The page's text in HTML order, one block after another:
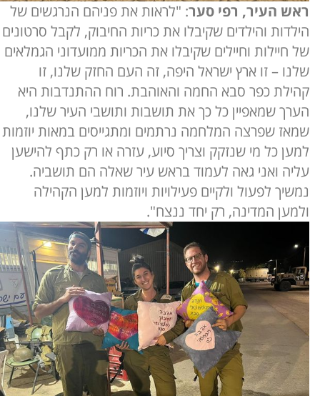
ראש העיר, רפי סער: "לראות את פניהם הנרגשים של
הילדות והילדים שקיבלו את כריות החיבוק, לקבל סרטונים
של חיילות וחיילים שקיבלו את הכריות ממועדוני הגמלאים
שלנו – זו ארץ ישראל היפה, זה העם החזק שלנו, זו
קהילת כפר סבא החמה והאוהבת. רוח ההתנדבות היא
הערך שמאפיין כל כך את תושבות ותושבי העיר שלנו,
שמאז שפרצה המלחמה נרתמים ומתגייסים במאות יוזמות
למען כל מי שנזקק וצריך סיוע, עזרה או רק כתף להישען
עליה ואני גאה לעמוד בראש עיר שאלה הם תושביה.
נמשיך לפעול ולקיים פעילויות ויוזמות למען הקהילה
ולמען המדינה, רק יחד ננצח".